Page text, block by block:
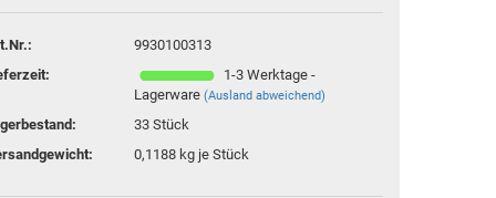
vergessen?
9930100313
1-3 Werktage -
Lagerware (Ausland abweichend)
33 Stück
0,1188 kg je Stück